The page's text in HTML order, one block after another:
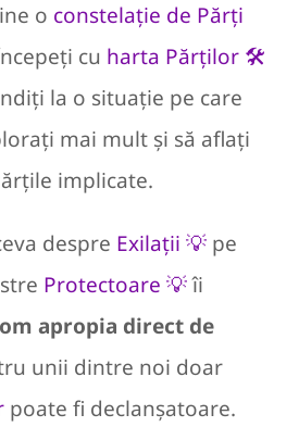
o constelație de Părți
cu harta Părților 🛠
la o situație pe care
mai mult și să aflați
implicate.
despre Exilații 💡 pe
Protectoare 💡îi
apropia direct de
unii dintre noi doar
poate fi declanșatoare.